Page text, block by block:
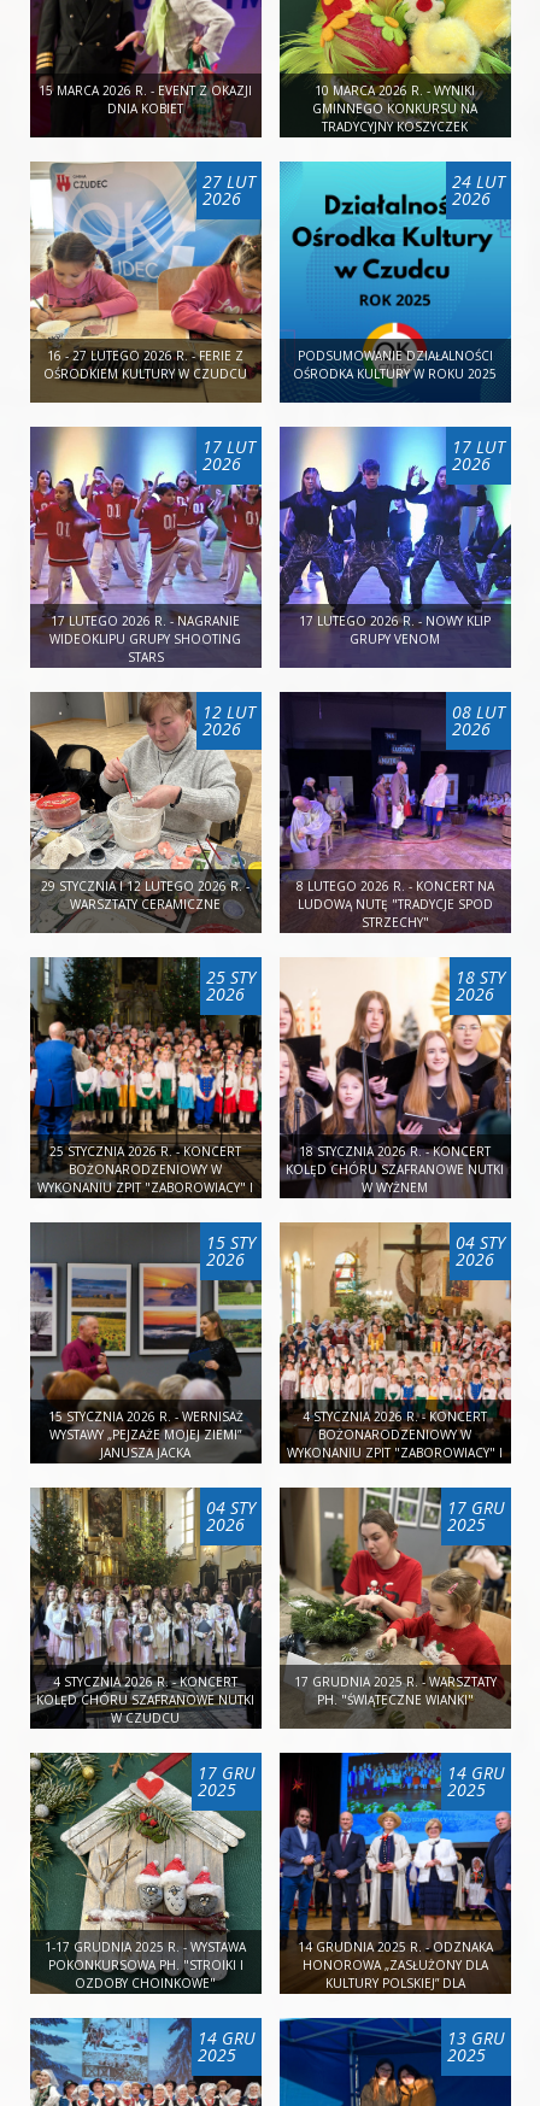
15 MARCA 2026 R. - EVENT Z OKAZJI
DNIA KOBIET
10 MARCA 2026 R. - WYNIKI
GMINNEGO KONKURSU NA
TRADYCYJNY KOSZYCZEK
27 LUT
2026
16 - 27 LUTEGO 2026 R. - FERIE Z
OŚRODKIEM KULTURY W CZUDCU
24 LUT
2026
PODSUMOWANIE DZIAŁALNOŚCI
OŚRODKA KULTURY W ROKU 2025
17 LUT
2026
17 LUTEGO 2026 R. - NAGRANIE
WIDEOKLIPU GRUPY SHOOTING
STARS
17 LUT
2026
17 LUTEGO 2026 R. - NOWY KLIP
GRUPY VENOM
12 LUT
2026
29 STYCZNIA I 12 LUTEGO 2026 R. -
WARSZTATY CERAMICZNE
08 LUT
2026
8 LUTEGO 2026 R. - KONCERT NA
LUDOWĄ NUTĘ "TRADYCJE SPOD
STRZECHY"
25 STY
2026
25 STYCZNIA 2026 R. - KONCERT
BOŻONARODZENIOWY W
WYKONANIU ZPIT "ZABOROWIACY" I
CZUDCU
18 STY
2026
18 STYCZNIA 2026 R. - KONCERT
KOLĘD CHÓRU SZAFRANOWE NUTKI
W WYŻNEM
15 STY
2026
15 STYCZNIA 2026 R. - WERNISAŻ
WYSTAWY „PEJZAŻE MOJEJ ZIEMI”
JANUSZA JACKA
04 STY
2026
4 STYCZNIA 2026 R. - KONCERT
BOŻONARODZENIOWY W
WYKONANIU ZPIT "ZABOROWIACY" I
ZABOROWIE
04 STY
2026
4 STYCZNIA 2026 R. - KONCERT
KOLĘD CHÓRU SZAFRANOWE NUTKI
W CZUDCU
17 GRU
2025
17 GRUDNIA 2025 R. - WARSZTATY
PH. "ŚWIĄTECZNE WIANKI"
17 GRU
2025
1-17 GRUDNIA 2025 R. - WYSTAWA
POKONKURSOWA PH. "STROIKI I
OZDOBY CHOINKOWE"
14 GRU
2025
14 GRUDNIA 2025 R. - ODZNAKA
HONOROWA „ZASŁUŻONY DLA
KULTURY POLSKIEJ” DLA
14 GRU
2025
13 GRU
2025